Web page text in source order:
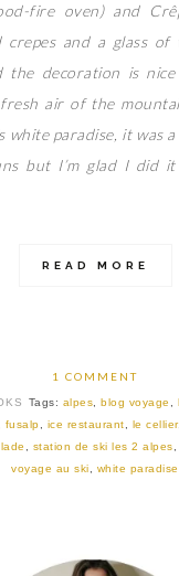
fire oven) and
crepes and a glass of
the decoration is
air of the
white paradise, it was
but I’m glad I did
READ MORE
1 COMMENT
Tags: alpes,blog voyage ,
fusalp, ice restaurant, le cellier,
, station de ski les 2 alpes,
voyage au ski, white paradise